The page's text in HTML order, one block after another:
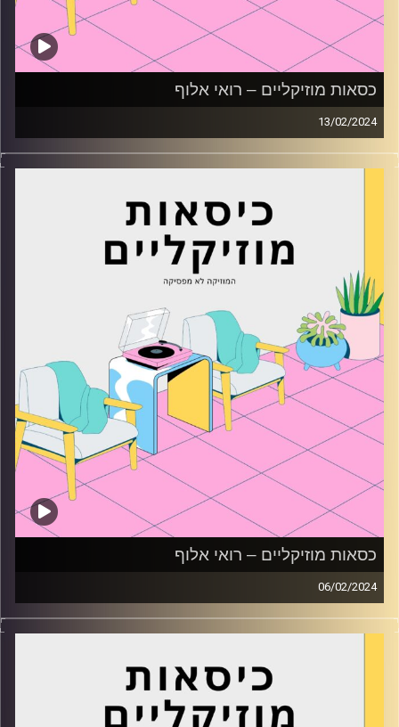
כסאות מוזיקליים – רואי אלוף
13/02/2024
כסאות מוזיקליים עם רואי אלוף
כסאות מוזיקליים – רואי אלוף
06/02/2024
כסאות מוזיקליים עם רואי אלוף